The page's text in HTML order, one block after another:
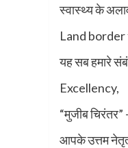
स्वास्थ्य के
Land border
यह सब हमारे
Excellency,
“मुजीब
आपके उत्तम